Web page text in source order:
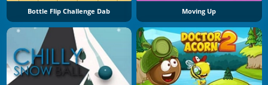
Bottle Flip Challenge Dab Moving Up